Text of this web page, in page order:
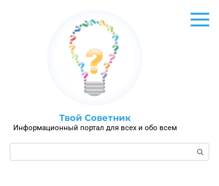
Твой Советник
Информационный портал для всех и обо всем
Поиск: